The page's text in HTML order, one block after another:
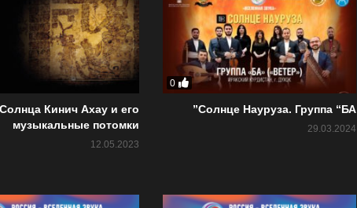
0
Солнце Науруза. Группа “БА”
29.03.2024
Кинич Ахау и его
музыкальные потомки
12.05.2023